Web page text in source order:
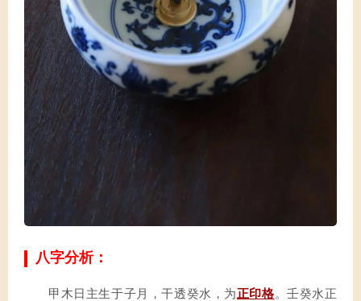
八字分析：
甲木日主生于子月，干透癸水，为 正印格。壬癸水正